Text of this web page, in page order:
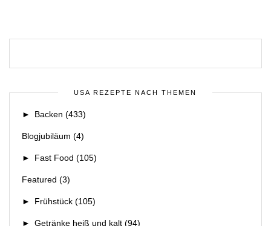
USA REZEPTE NACH THEMEN
► Backen (433)
Blogjubiläum (4)
► Fast Food (105)
Featured (3)
► Frühstück (105)
► Getränke heiß und kalt (94)